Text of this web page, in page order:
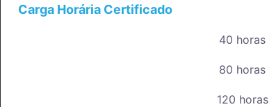
Carga Horária Certificado
40 horas
80 horas
120 horas